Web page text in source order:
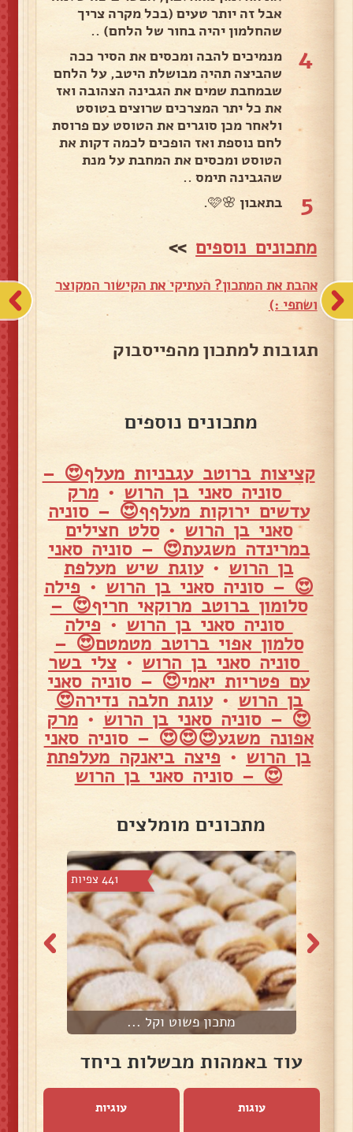
אבל זה יותר טעים (בכל מקרה צריך
שהחלמון יהיה בחור של הלחם) ..
4
מנמיכים להבה ומכסים את הסיר ככה
שהביצה תהיה מבושלת היטב, על הלחם
שבמחבת שמים את הגבינה הצהובה ואז
את כל יתר המצרכים שרוצים בטוסט
ולאחר מכן סוגרים את הטוסט עם פרוסת
לחם נוספת ואז הופכים לכמה דקות את
הטוסט ומכסים את המחבת על מנת
שהגבינה תימס ..
5 בתאבון 🌸🩷.
מתכונים נוספים >>
אהבת את המתכון? העתיקי את הקישור המקוצר
ושתפי :)
תגובות למתכון מהפייסבוק
מתכונים נוספים
קציצות ברוטב עגבניות מעלף😍 –
סוניה סאני בן הרוש •מרק
עדשים ירוקות מעלףף😍 – סוניה
סאני בן הרוש •סלט חצילים
במרינדה משגעת😍 – סוניה סאני
בן הרוש •עוגת שיש מעלפת
😍 – סוניה סאני בן הרוש • פילה
סלומון ברוטב מרוקאי חריף😍 –
סוניה סאני בן הרוש • פילה
סלמון אפוי ברוטב מטמטם😍 –
סוניה סאני בן הרוש • צלי בשר
עם פטריות יאמי😍 – סוניה סאני
בן הרוש •עוגת חלבה נדירה😍
😍 – סוניה סאני בן הרוש •מרק
אפונה משגע😍😍😍 – סוניה סאני
בן הרוש • פיצה ביאנקה מעלפתת
😍 – סוניה סאני בן הרוש
מתכונים מומלצים
441 צפיות
מתכון פשוט וקל ...
עוד באמהות מבשלות ביחד
עוגות עוגיות